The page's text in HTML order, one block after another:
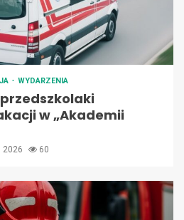
WYDARZENIA
w „Akademii
2026 60